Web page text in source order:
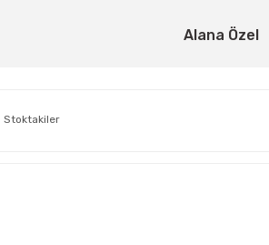
Alana Özel
Stoktakiler